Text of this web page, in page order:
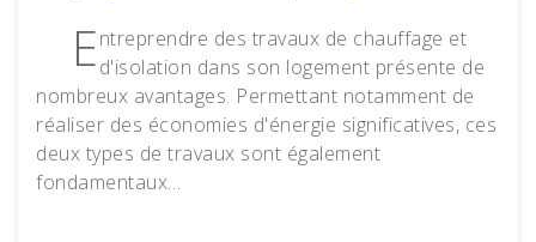
Entreprendre des travaux de chauffage et
d'isolation dans son logement présente de
nombreux avantages. Permettant notamment de
réaliser des économies d'énergie significatives, ces
deux types de travaux sont également
fondamentaux…